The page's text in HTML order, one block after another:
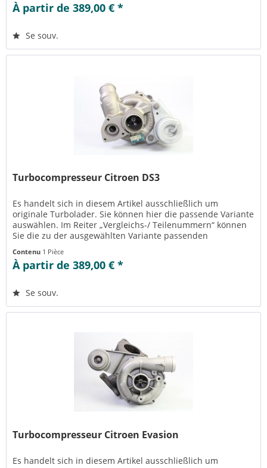
À partir de 389,00 € *
Se souv.
Turbocompresseur Citroen DS3
Es handelt sich in diesem Artikel ausschließlich um
originale Turbolader. Sie können hier die passende Variante
auswählen. Im Reiter „Vergleichs-/ Teilenummern“ können
Sie die zu der ausgewählten Variante passenden
Teilenummern einsehen....
Contenu 1 Pièce
À partir de 389,00 € *
Se souv.
Turbocompresseur Citroen Evasion
Es handelt sich in diesem Artikel ausschließlich um